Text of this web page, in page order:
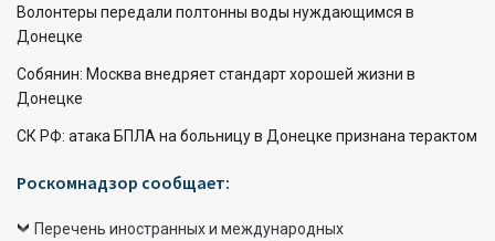
Волонтеры передали полтонны воды нуждающимся в
Донецке
Собянин: Москва внедряет стандарт хорошей жизни в
Донецке
СК РФ: атака БПЛА на больницу в Донецке признана терактом
Роскомнадзор сообщает:
Перечень иностранных и международных